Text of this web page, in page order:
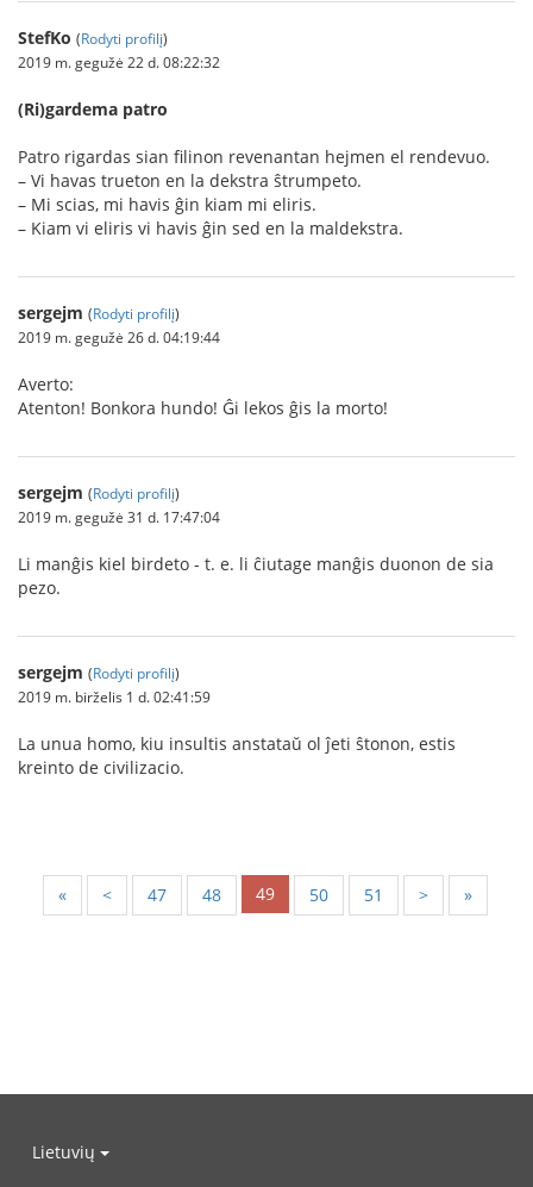
StefKo (Rodyti profilį)
2019 m. gegužė 22 d. 08:22:32
(Ri)gardema patro
Patro rigardas sian filinon revenantan hejmen el rendevuo.
– Vi havas trueton en la dekstra ŝtrumpeto.
– Mi scias, mi havis ĝin kiam mi eliris.
– Kiam vi eliris vi havis ĝin sed en la maldekstra.
sergejm (Rodyti profilį)
2019 m. gegužė 26 d. 04:19:44
Averto:
Atenton! Bonkora hundo! Ĝi lekos ĝis la morto!
sergejm (Rodyti profilį)
2019 m. gegužė 31 d. 17:47:04
Li manĝis kiel birdeto - t. e. li ĉiutage manĝis duonon de sia
pezo.
sergejm (Rodyti profilį)
2019 m. birželis 1 d. 02:41:59
La unua homo, kiu insultis anstataŭ ol ĵeti ŝtonon, estis
kreinto de civilizacio.
« < 47 48 49 50 51 > »
Lietuvių